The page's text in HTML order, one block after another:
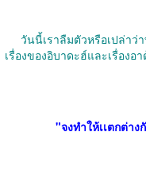
วันนี้เราลืมตัวหรือเปล่าว่
"จงทำให้เเตกต่า